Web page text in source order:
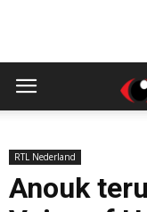
RTL Nederland
Anouk